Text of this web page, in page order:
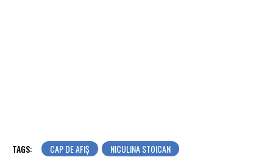
TAGS: CAP DE AFIȘ
NICULINA STOICAN